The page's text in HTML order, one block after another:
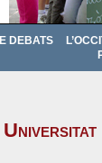
DEBATS